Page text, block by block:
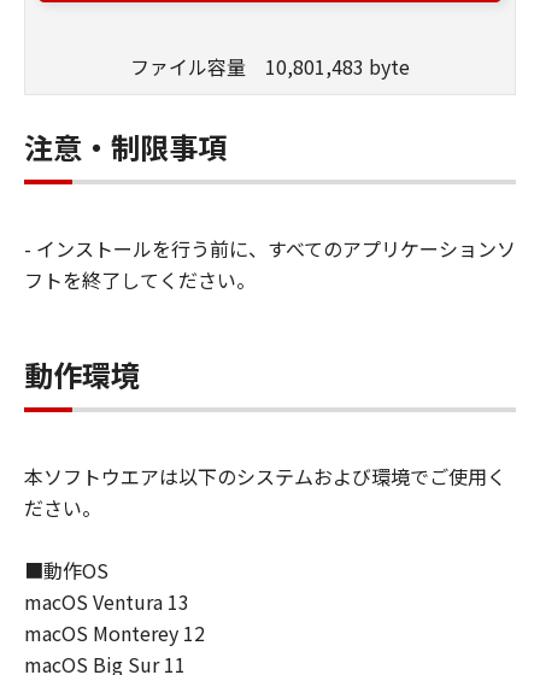
タの記憶媒体上にインストールすること、
と、アクセスすること、読み出すこと、も
しくは実行することのいずれも含むものと
します）することができます。お客様はま
た、お客様が「プリンタ」を使用すること
に、本契約の条件の下で、「許諾ソフトウ
エア」を使用させることができます。その
を本契約の条件に従わせることにつき、す
べての責任を負っていただくものとしま
す。 (2) お客様は、再使用許諾、譲渡、頒
「本ソフトウエア」を使用もしくは利用さ
または一部を修正、改変、リバース・エン
ジニアリング、逆コンパイルまたは逆アセ
ンブル等することはできません。また第三
者にこのような行為をさせてはなりませ
ファイル容量 10,801,483 byte
注意・制限事項
- インストールを行う前に、すべてのアプリケーションソ
フトを終了してください。
動作環境
本ソフトウエアは以下のシステムおよび環境でご使用く
ださい。
■動作OS
macOS Ventura 13
macOS Monterey 12
macOS Big Sur 11